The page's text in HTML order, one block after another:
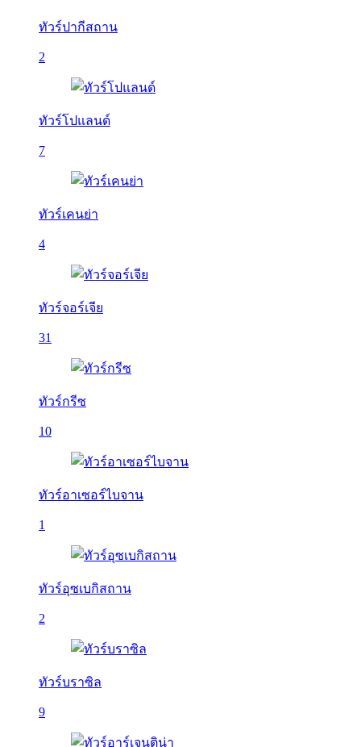
ทัวร์ปากีสถาน
2
ทัวร์โปแลนด์
7
ทัวร์เคนย่า
4
ทัวร์จอร์เจีย
31
ทัวร์กรีซ
10
ทัวร์อาเซอร์ไบจาน
1
ทัวร์อุซเบกิสถาน
2
ทัวร์บราซิล
9